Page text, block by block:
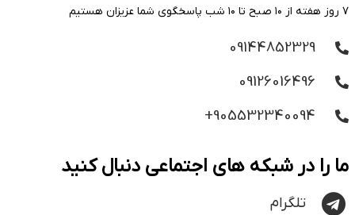
۷ روز هفته از ۱۰ صبح تا ۱۰ شب پاسخگوی شما عزیزان هستیم
09144852329
09126016496
905532340094+
ما را در شبکه های اجتماعی دنبال کنید
تلگرام